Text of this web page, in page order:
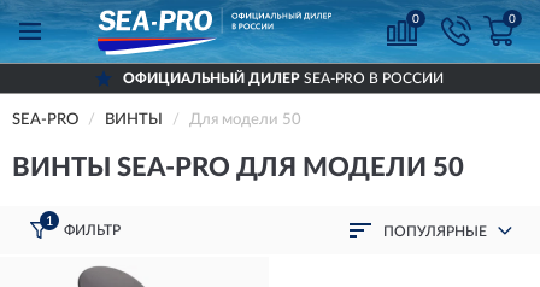
0 0
ОФИЦИАЛЬНЫЙ ДИЛЕРSEA-PRO В РОССИИ
SEA-PRO ВИНТЫ Для модели 50
ВИНТЫ SEA-PRO ДЛЯ МОДЕЛИ 50
1
ФИЛЬТР ПОПУЛЯРНЫЕ